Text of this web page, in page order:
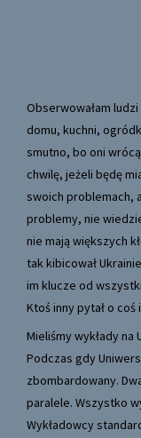
Obserwowałam
domu, kuchni,
smutno, bo oni
chwilę, jeżeli będę
swoich problemach,
problemy, nie
nie mają większych
tak kibicował
im klucze od
Ktoś inny pytał o
Mieliśmy wykłady
Podczas gdy
zbombardowany.
paralele. Wszystko
Wykładowcy